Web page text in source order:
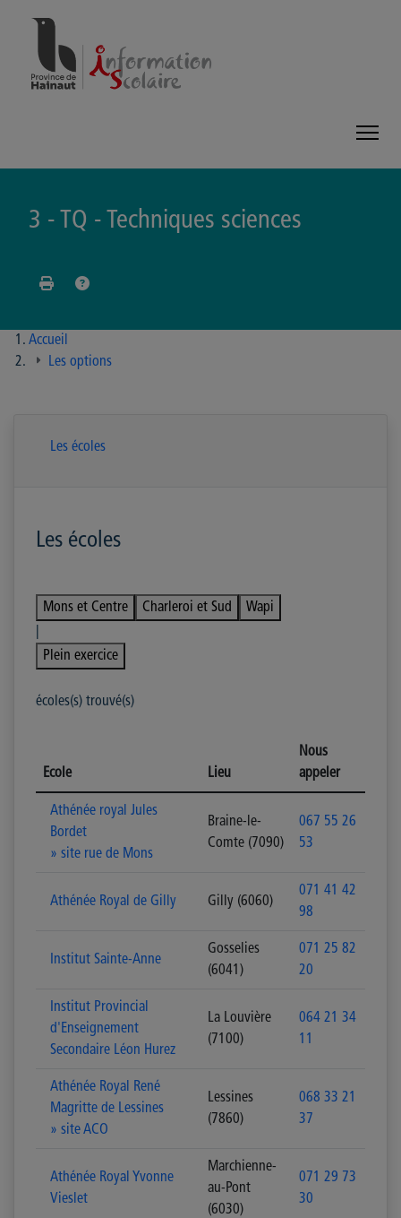
3 - TQ - Techniques sciences
Accueil
Les options
Les écoles
Les écoles
Mons et Centre Charleroi et Sud
Wapi
Plein exercice
écoles(s) trouvé(s)
Ecole Lieu
Nous
appeler
Athénée royal Jules
Bordet
» site rue de Mons
Braine-le-
Comte (7090)
067 55 26
53
Athénée Royal de Gilly Gilly (6060)
071 41 42
98
Institut Sainte-Anne
Gosselies
(6041)
071 25 82
20
Institut Provincial
d'Enseignement
Secondaire Léon Hurez
La Louvière
(7100)
064 21 34
11
Athénée Royal René
Magritte de Lessines
» site ACO
Lessines
(7860)
068 33 21
37
Athénée Royal Yvonne
Vieslet
Marchienne-
au-Pont
(6030)
071 29 73
30